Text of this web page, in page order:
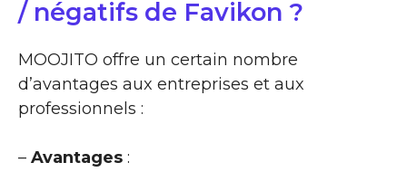
/ négatifs de Favikon ?
MOOJITO offre un certain nombre
d’avantages aux entreprises et aux
professionnels :
– Avantages :